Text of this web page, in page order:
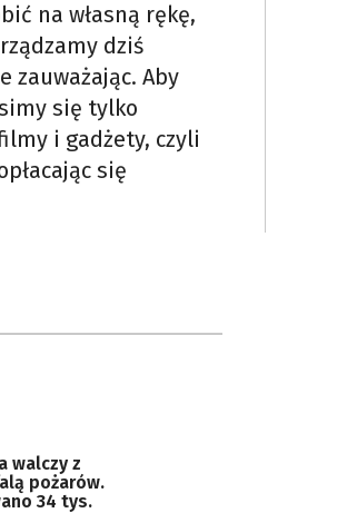
na własną rękę,
dziś
Aby
się tylko
i gadżety, czyli
się
walczy z
pożarów.
34 tys.